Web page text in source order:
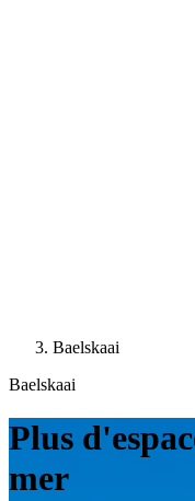
Baelskaai
Baelskaai
Plus
mer